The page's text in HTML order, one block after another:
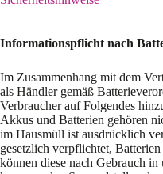
Informationspflicht nach
Im Zusammenhang mit dem
als Händler gemäß
Verbraucher auf Folgendes
Akkus und Batterien gehören
im Hausmüll ist ausdrücklich
gesetzlich verpflichtet,
können diese nach Gebrauch